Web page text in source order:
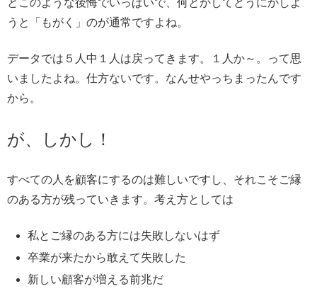
とこのような後悔でいっぱいで、何とかしてどうにかしよ
うと「もがく」のが通常ですよね。
データでは５人中１人は戻ってきます。１人か～。って思
いましたよね。仕方ないです。なんせやっちまったんです
から。
が、しかし！
すべての人を顧客にするのは難しいですし、それこそご縁
のある方が残っていきます。考え方としては
私とご縁のある方には失敗しないはず
卒業が来たから敢えて失敗した
新しい顧客が増える前兆だ